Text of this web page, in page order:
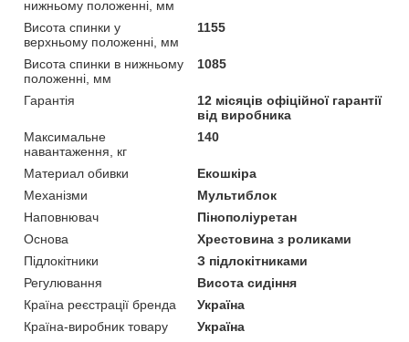
нижньому положенні, мм
Висота спинки у
верхньому положенні, мм
1155
Висота спинки в нижньому
положенні, мм
1085
Гарантія
12 місяців офіційної гарантії
від виробника
Максимальне
навантаження, кг
140
Материал обивки
Екошкіра
Механізми
Мультиблок
Наповнювач
Пінополіуретан
Основа
Хрестовина з роликами
Підлокітники
З підлокітниками
Регулювання
Висота сидіння
Країна реєстрації бренда
Україна
Країна-виробник товару
Україна